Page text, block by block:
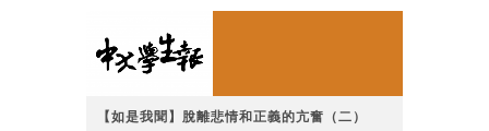
【如是我聞】脫離悲情和正義的亢奮（二）